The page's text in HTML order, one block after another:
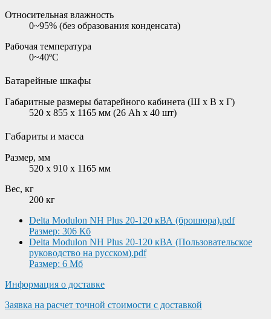
Относительная влажность
0~95% (без образования конденсата)
Рабочая температура
0~40ºC
Батарейные шкафы
Габаритные размеры батарейного кабинета (Ш х В х Г)
520 x 855 x 1165 мм (26 Ah x 40 шт)
Габариты и масса
Размер, мм
520 x 910 x 1165 мм
Вес, кг
200 кг
Delta Modulon NH Plus 20-120 кВА (брошюра).pdf
Размер: 306 Кб
Delta Modulon NH Plus 20-120 кВА (Пользовательское
руководство на русском).pdf
Размер: 6 Мб
Информация о доставке
Заявка на расчет точной стоимости с доставкой